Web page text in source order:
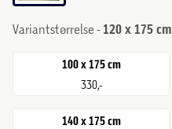
Variantstørrelse - 120 x 175 cm
100 x 175 cm
330,-
140 x 175 cm